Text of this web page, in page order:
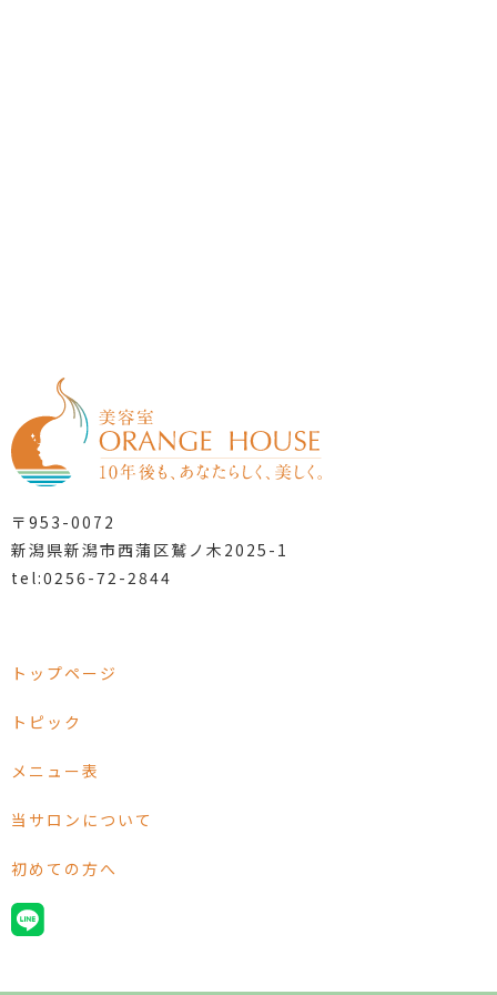
〒953-0072
新潟県新潟市西蒲区鷲ノ木2025-1
tel:0256-72-2844
トップページ
トピック
メニュー表
当サロンについて
初めての方へ